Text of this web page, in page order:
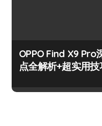
OPPO Find X9 Pro
点全解析+超实用技